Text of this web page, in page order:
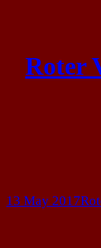
content
Roter
13 May 2017